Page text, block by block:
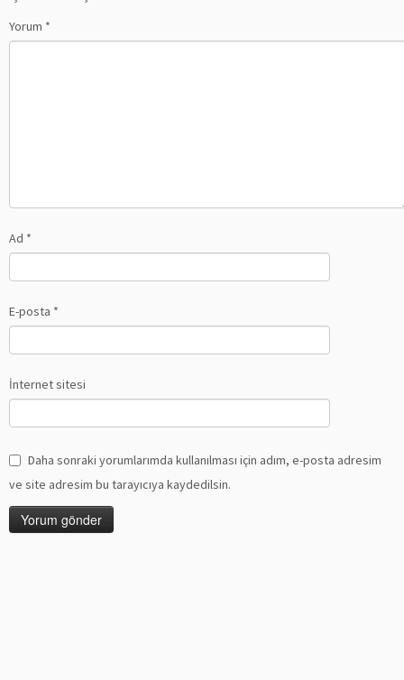
Yorum *
Ad *
E-posta *
İnternet sitesi
Daha sonraki yorumlarımda kullanılması için adım, e-posta adresim
ve site adresim bu tarayıcıya kaydedilsin.